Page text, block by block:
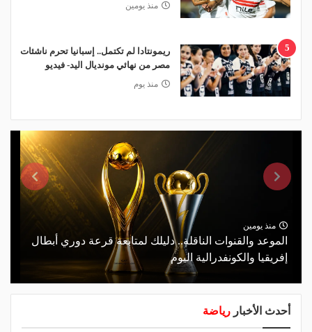
منذ يومين
5
ريمونتادا لم تكتمل.. إسبانيا تحرم ناشئات
مصر من نهائي مونديال اليد- فيديو
منذ يوم
منذ يومين
الموعد والقنوات الناقلة.. دليلك لمتابعة قرعة دوري أبطال
إفريقيا والكونفدرالية اليوم
أحدث الأخبار رياضة